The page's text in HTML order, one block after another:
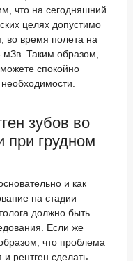
что на сегодняшний
целях допустимо
во время полета на
мЗв. Таким образом,
спокойно
зубов во
при грудном
и как
на стадии
должно быть
Если же
что проблема
рентген сделать